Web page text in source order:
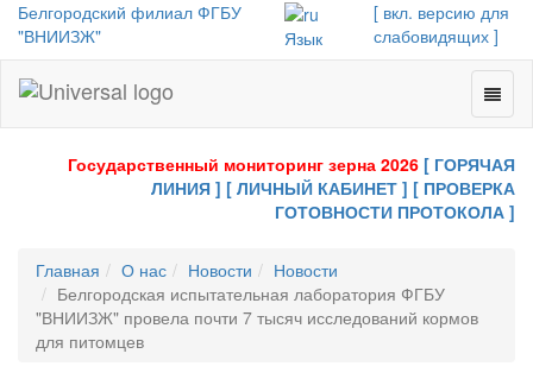
Белгородский филиал ФГБУ
"ВНИИЗЖ"
Язык
[ вкл. версию для
слабовидящих ]
-
Toggle
Государственный мониторинг зерна 2026 [ ГОРЯЧАЯ
ЛИНИЯ ] [ ЛИЧНЫЙ КАБИНЕТ ] [ ПРОВЕРКА
ГОТОВНОСТИ ПРОТОКОЛА ]
Главная О нас Новости
Новости
Белгородская испытательная лаборатория ФГБУ
"ВНИИЗЖ" провела почти 7 тысяч исследований кормов
для питомцев